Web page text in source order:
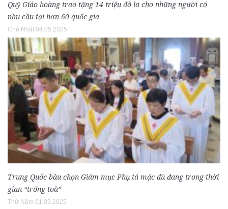
Quỹ Giáo hoàng trao tặng 14 triệu đô la cho những người có
nhu cầu tại hơn 60 quốc gia
Chủ Nhật 04.05.2025
Trung Quốc bầu chọn Giám mục Phụ tá mặc dù đang trong thời
gian “trống toà”
Thứ Năm 01.05.2025